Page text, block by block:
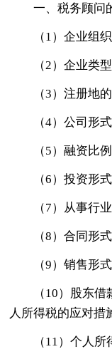
一、税务顾问
（1）企业组
（2）企业类
（3）注册地
（4）公司形
（5）融资比
（6）投资形
（7）从事行
（8）合同形
（9）销售形
（10）股东
人所得税的应对措
（11）个人